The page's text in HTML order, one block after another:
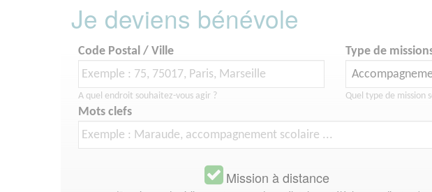
Je deviens bénévole
Code Postal / Ville
A quel endroit souhaitez-vous agir ?
Type de
Quel type de mission
Mots clefs
Mission à distance